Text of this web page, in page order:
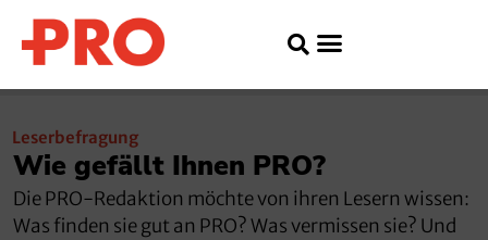
Leserbefragung
Wie gefällt Ihnen PRO?
Die PRO-Redaktion möchte von ihren Lesern wissen:
Was finden sie gut an PRO? Was vermissen sie? Und